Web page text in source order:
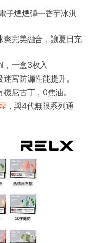
子煙煙彈—香芋冰淇
爽完美融合，讓夏日充
，一盒3枚入
宮防漏性能提升。
尼古丁，0焦油。
，與4代無限系列通